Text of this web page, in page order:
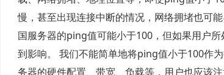
慢，甚至出现连接中断的情况，网络拥堵也可
国服务器的ping值可能小于100，但如果用户
到影响。 我们不能简单地将ping值小于100作
务器的硬件配置、带宽、负载等，用户也应该